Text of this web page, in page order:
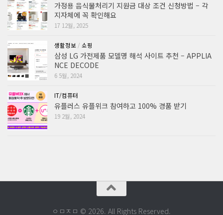
가정용 음식물처리기 지원금 대상 조건 신청방법 – 각
지자체에 꼭 확인해요
17 12월, 2025
생활정보/ 쇼핑
삼성 LG 가전제품 모델명 해석 사이트 추천 – APPLIA
NCE DECODE
6 5월, 2024
IT/컴퓨터
유플러스 유플위크 참여하고 100% 경품 받기
19 2월, 2024
ㅇㅁㅈㅁ © 2026. All Rights Reserved.